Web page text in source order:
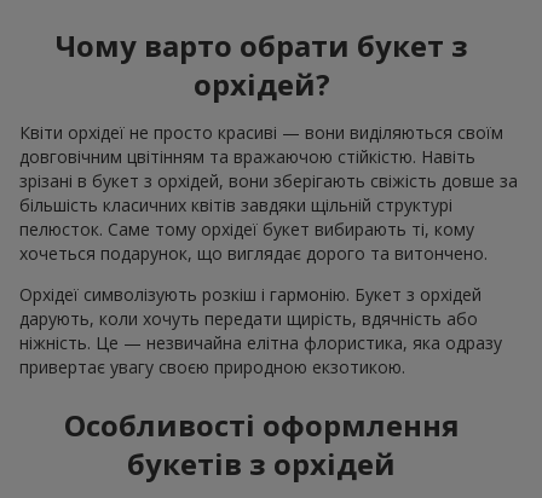
Чому варто обрати букет з
орхідей?
Квіти орхідеї не просто красиві — вони виділяються своїм
довговічним цвітінням та вражаючою стійкістю. Навіть
зрізані в букет з орхідей, вони зберігають свіжість довше за
більшість класичних квітів завдяки щільній структурі
пелюсток. Саме тому орхідеї букет вибирають ті, кому
хочеться подарунок, що виглядає дорого та витончено.
Орхідеї символізують розкіш і гармонію. Букет з орхідей
дарують, коли хочуть передати щирість, вдячність або
ніжність. Це — незвичайна елітна флористика, яка одразу
привертає увагу своєю природною екзотикою.
Особливості оформлення
букетів з орхідей